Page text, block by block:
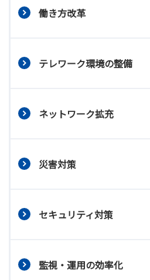
働き方改革
テレワーク環境の整備
ネットワーク拡充
災害対策
セキュリティ対策
監視・運用の効率化